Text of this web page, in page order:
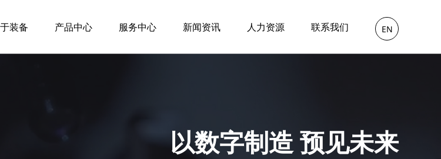
装备 产品中心 服务中心 新闻资讯 人力资源 联系我们 EN
以数字制造 预见未来